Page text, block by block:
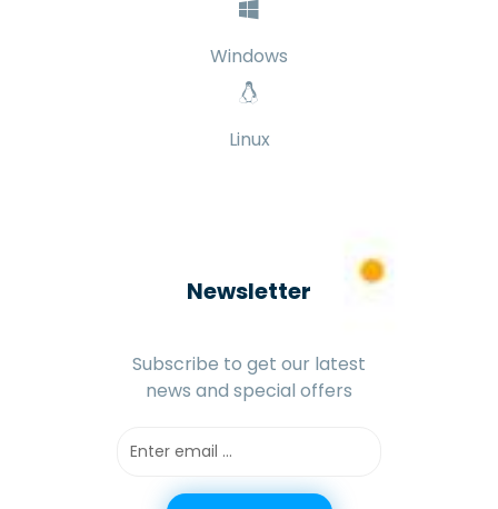
Windows
Linux
Newsletter
Subscribe to get our latest
news and special offers